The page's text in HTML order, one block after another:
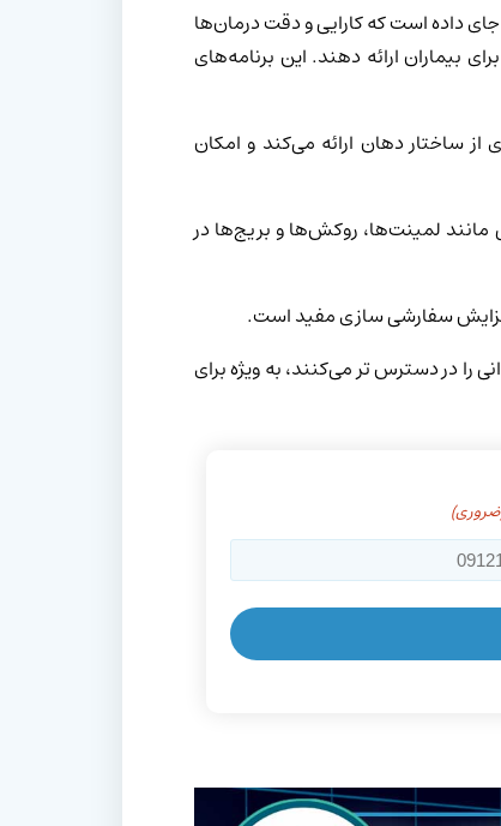
داده است که کارایی و دقت درمان‌ها
بیماران ارائه دهند. این برنامه‌های
ساختار دهان ارائه می‌کند و امکان
لمینت‌ها، روکش‌ها و بریج‌ها در
سفارشی سازی مفید است.
را در دسترس تر می‌کنند، به ویژه برای